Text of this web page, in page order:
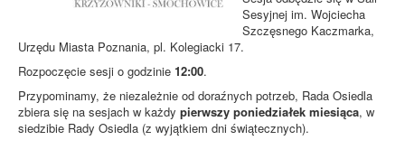
Sesyjnej im. Wojciecha
Szczęsnego Kaczmarka,
Urzędu Miasta Poznania, pl. Kolegiacki 17.
Rozpoczęcie sesji o godzinie 12:00.
Przypominamy, że niezależnie od doraźnych potrzeb, Rada Osiedla
zbiera się na sesjach w każdy pierwszy poniedziałek miesiąca, w
siedzibie Rady Osiedla (z wyjątkiem dni świątecznych).